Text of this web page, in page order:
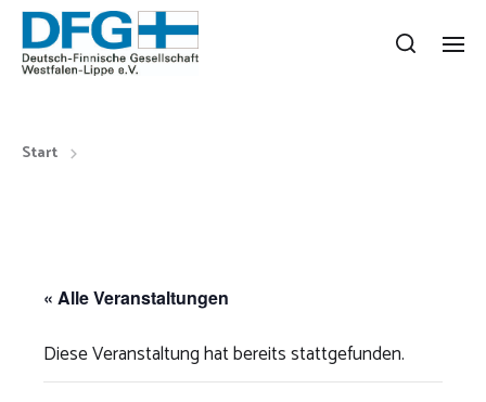
Start
« Alle Veranstaltungen
Diese Veranstaltung hat bereits stattgefunden.